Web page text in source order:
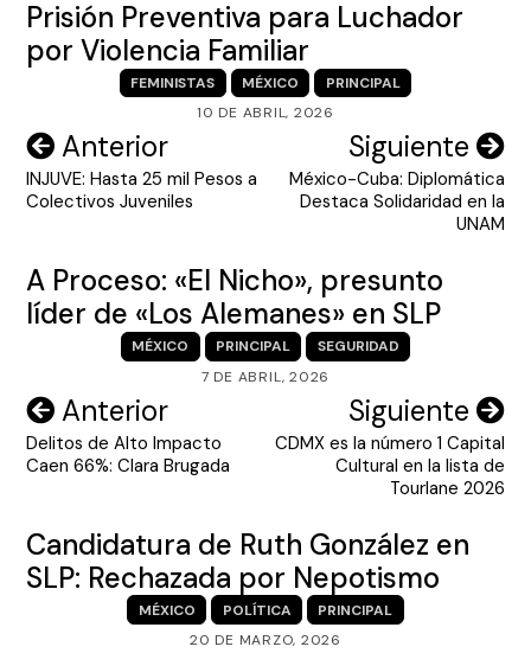
Prisión Preventiva para Luchador
por Violencia Familiar
FEMINISTAS MÉXICO
PRINCIPAL
10 DE ABRIL, 2026
Navegación
de
Anterior
INJUVE: Hasta 25 mil Pesos a
Colectivos Juveniles
Siguiente
México-Cuba: Diplomática
Destaca Solidaridad en la
UNAM
A Proceso: «El Nicho», presunto
líder de «Los Alemanes» en SLP
MÉXICO PRINCIPAL
SEGURIDAD
7 DE ABRIL, 2026
Navegación
de
Anterior
Delitos de Alto Impacto
Caen 66%: Clara Brugada
Siguiente
CDMX es la número 1 Capital
Cultural en la lista de
Tourlane 2026
Candidatura de Ruth González en
SLP: Rechazada por Nepotismo
MÉXICO POLÍTICA
PRINCIPAL
20 DE MARZO, 2026